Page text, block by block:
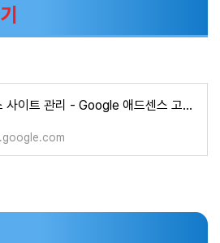
애드센스 사이트 관리 - Google 애드센스 고객센터